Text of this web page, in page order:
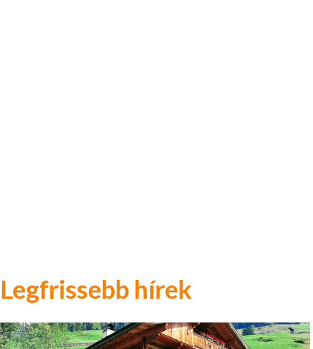
Legfrissebb hírek